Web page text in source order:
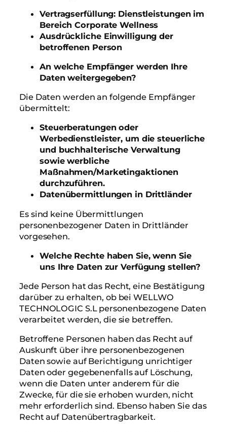
Vertragserfüllung: Dienstleistungen im
Bereich Corporate Wellness
Ausdrückliche Einwilligung der
betroffenen Person
An welche Empfänger werden Ihre
Daten weitergegeben?
Die Daten werden an folgende Empfänger
übermittelt:
Steuerberatungen oder
Werbedienstleister, um die steuerliche
und buchhalterische Verwaltung
sowie werbliche
Maßnahmen/Marketingaktionen
durchzuführen.
Datenübermittlungen in Drittländer
Es sind keine Übermittlungen
personenbezogener Daten in Drittländer
vorgesehen.
Welche Rechte haben Sie, wenn Sie
uns Ihre Daten zur Verfügung stellen?
Jede Person hat das Recht, eine Bestätigung
darüber zu erhalten, ob bei WELLWO
TECHNOLOGIC S.L personenbezogene Daten
verarbeitet werden, die sie betreffen.
Betroffene Personen haben das Recht auf
Auskunft über ihre personenbezogenen
Daten sowie auf Berichtigung unrichtiger
Daten oder gegebenenfalls auf Löschung,
wenn die Daten unter anderem für die
Zwecke, für die sie erhoben wurden, nicht
mehr erforderlich sind. Ebenso haben Sie das
Recht auf Datenübertragbarkeit.